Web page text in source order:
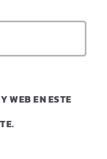
WEB EN ESTE